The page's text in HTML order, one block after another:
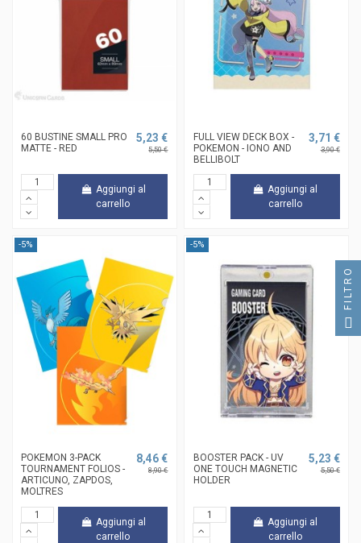
60 BUSTINE SMALL PRO
MATTE - RED
5,23 €
5,50 €
Aggiungi al
carrello
FULL VIEW DECK BOX -
POKEMON - IONO AND
BELLIBOLT
3,71 €
3,90 €
Aggiungi al
carrello
-5%
POKEMON 3-PACK
TOURNAMENT FOLIOS -
ARTICUNO, ZAPDOS,
MOLTRES
8,46 €
8,90 €
Aggiungi al
carrello
-5%
BOOSTER PACK - UV
ONE TOUCH MAGNETIC
HOLDER
5,23 €
5,50 €
Aggiungi al
carrello
FILTRO